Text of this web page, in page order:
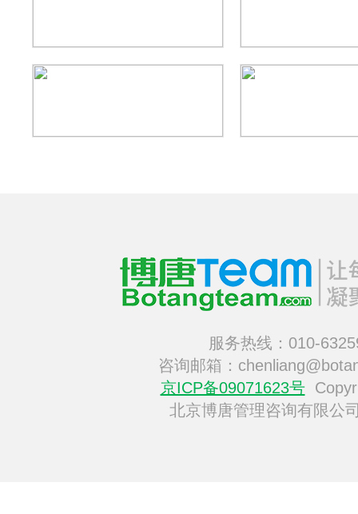
服务热线：010-
咨询邮箱：
京ICP备09071623号
北京博唐管理咨询有限公